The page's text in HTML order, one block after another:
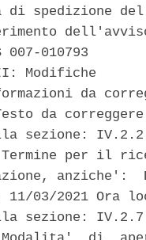
di spedizione
007-010793
Modifiche
da
da
sezione:
per il
anziche':
11/03/2021 Ora
sezione: